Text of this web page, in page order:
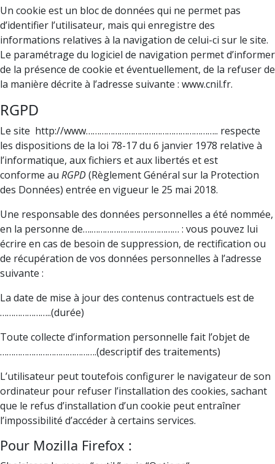
Un cookie est un bloc de données qui ne permet pas
d’identifier l’utilisateur, mais qui enregistre des
informations relatives à la navigation de celui-ci sur le site.
Le paramétrage du logiciel de navigation permet d’informer
de la présence de cookie et éventuellement, de la refuser de
la manière décrite à l’adresse suivante : www.cnil.fr.
RGPD
Le site http://www………………………………………………….. respecte
les dispositions de la loi 78-17 du 6 janvier 1978 relative à
l’informatique, aux fichiers et aux libertés et est
conforme au RGPD(Règlement Général sur la Protection
des Données) entrée en vigueur le 25 mai 2018.
Une responsable des données personnelles a été nommée,
en la personne de….………………………………… : vous pouvez lui
écrire en cas de besoin de suppression, de rectification ou
de récupération de vos données personnelles à l’adresse
suivante :
La date de mise à jour des contenus contractuels est de
…………………..(durée)
Toute collecte d’information personnelle fait l’objet de
…………………………………….(descriptif des traitements)
L’utilisateur peut toutefois configurer le navigateur de son
ordinateur pour refuser l’installation des cookies, sachant
que le refus d’installation d’un cookie peut entraîner
l’impossibilité d’accéder à certains services.
Pour Mozilla Firefox :